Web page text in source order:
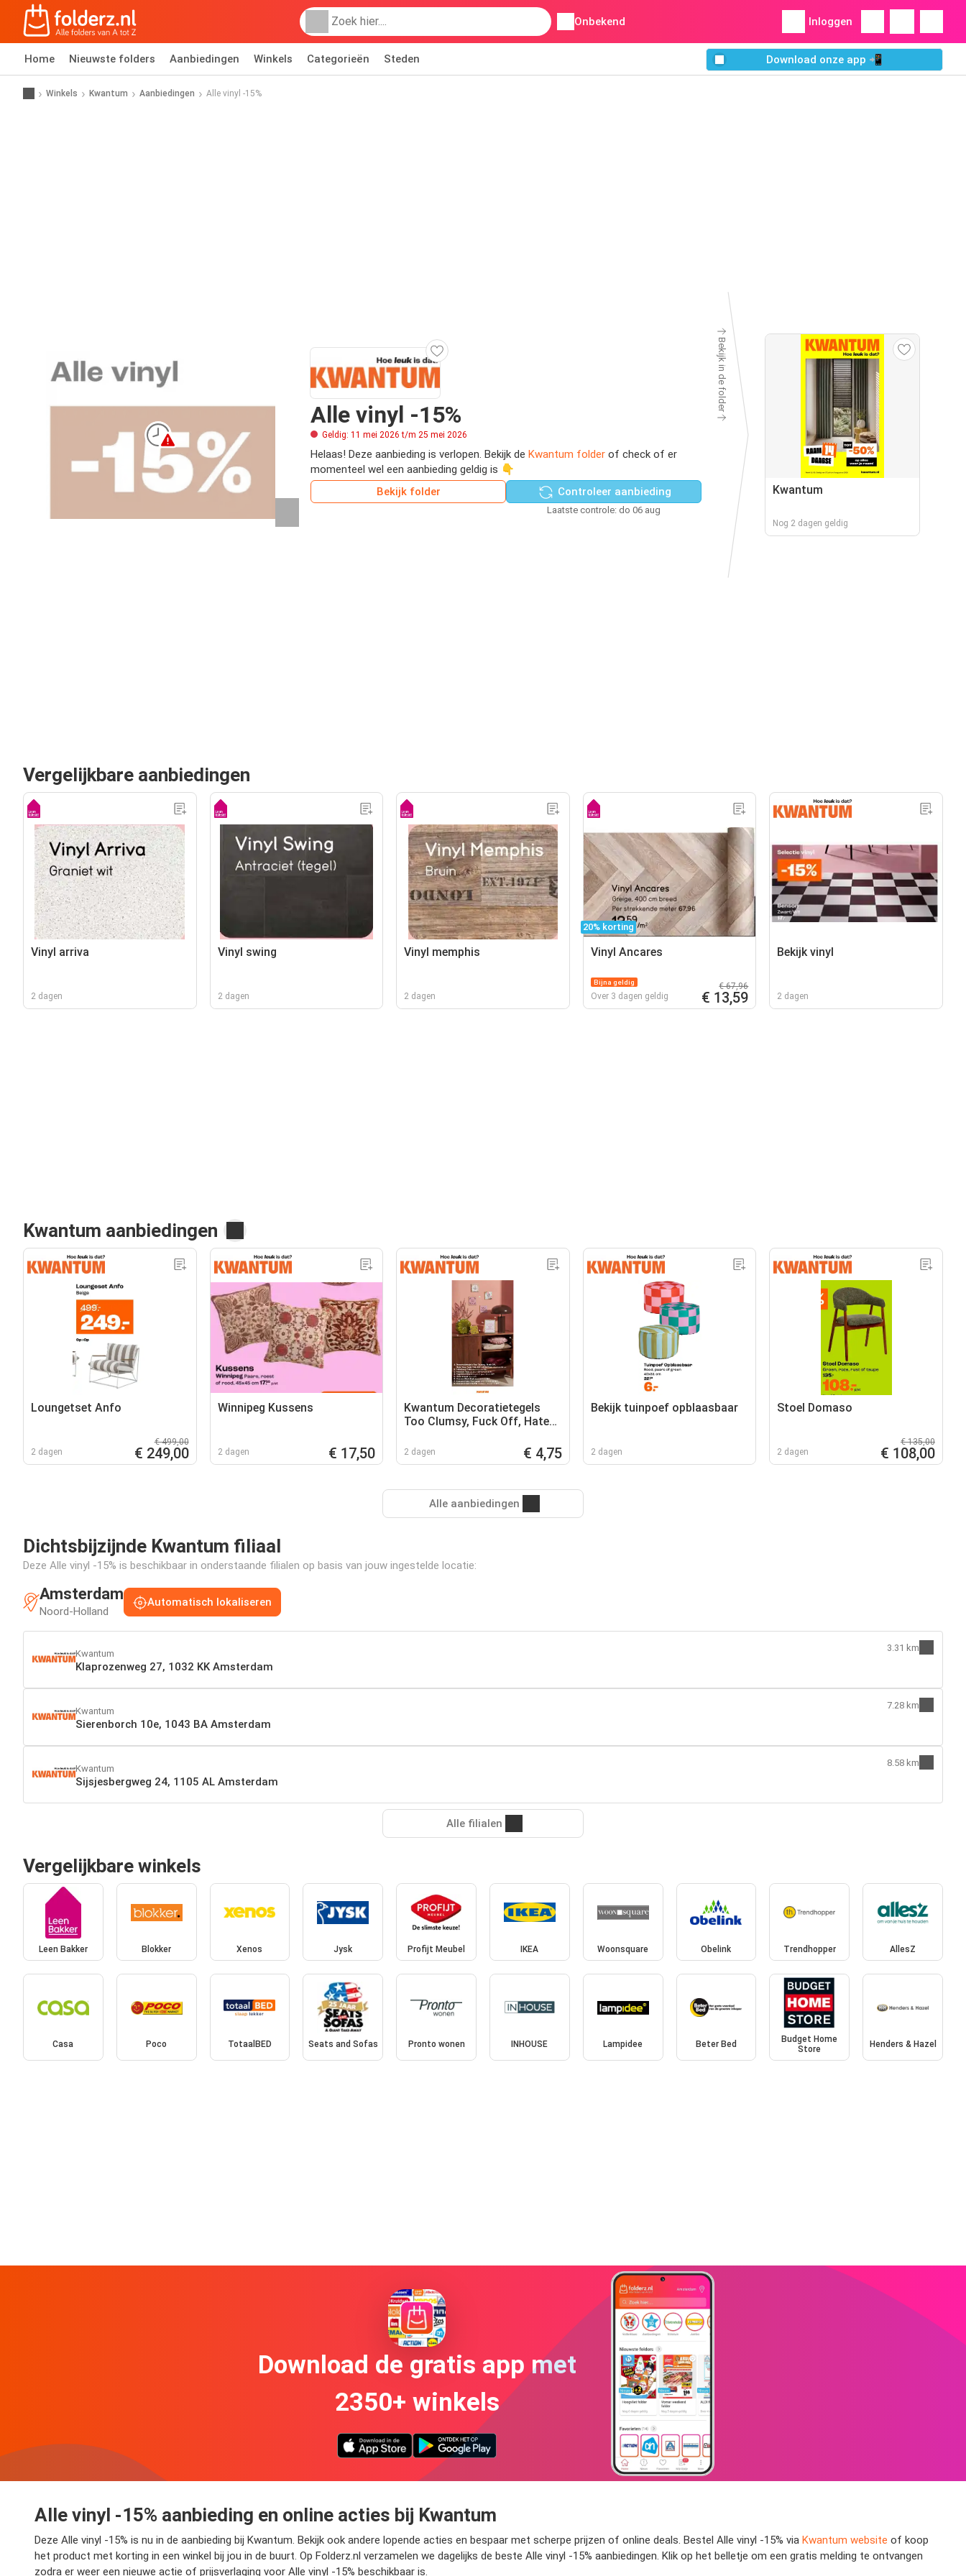
Onbekend Inloggen
Home Nieuwste folders Aanbiedingen Winkels Categorieën Steden Download onze app 📲
Winkels Kwantum Aanbiedingen Alle vinyl -15%
Alle vinyl -15%
Geldig: 11 mei 2026 t/m 25 mei 2026
Helaas! Deze aanbieding is verlopen. Bekijk de Kwantum folder of check of er
momenteel wel een aanbieding geldig is 👇
Bekijk folder
Controleer aanbieding
Laatste controle: do 06 aug
Bekijk in de folder
Kwantum
Nog 2 dagen geldig
Vergelijkbare aanbiedingen
Vinyl arriva
2 dagen
Vinyl swing
2 dagen
Vinyl memphis
2 dagen
20% korting
Vinyl Ancares
Bijna geldig
Over 3 dagen geldig
€ 67,96
€ 13,59
Bekijk vinyl
2 dagen
Kwantum aanbiedingen
Loungetset Anfo
2 dagen
€ 499,00
€ 249,00
Winnipeg Kussens
2 dagen € 17,50
Kwantum Decoratietegels
Too Clumsy, Fuck Off, Hate
Nice
2 dagen € 4,75
Bekijk tuinpoef opblaasbaar
2 dagen
Stoel Domaso
2 dagen
€ 135,00
€ 108,00
Alle aanbiedingen
Dichtsbijzijnde Kwantum filiaal
Deze Alle vinyl -15% is beschikbaar in onderstaande filialen op basis van jouw ingestelde locatie:
Amsterdam
Noord-Holland
Automatisch lokaliseren
Kwantum
Klaprozenweg 27, 1032 KK Amsterdam
3.31 km
Kwantum
Sierenborch 10e, 1043 BA Amsterdam
7.28 km
Kwantum
Sijsjesbergweg 24, 1105 AL Amsterdam
8.58 km
Alle filialen
Vergelijkbare winkels
Leen Bakker Blokker Xenos Jysk Profijt Meubel IKEA Woonsquare Obelink Trendhopper AllesZ
Casa Poco TotaalBED Seats and Sofas Pronto wonen INHOUSE Lampidee Beter Bed
Budget Home
Store
Henders & Hazel
Download de gratis app met
2350+ winkels
Alle vinyl -15% aanbieding en online acties bij Kwantum
Deze Alle vinyl -15% is nu in de aanbieding bij Kwantum. Bekijk ook andere lopende acties en bespaar met scherpe prijzen of online deals. Bestel Alle vinyl -15% via Kwantum website of koop
het product met korting in een winkel bij jou in de buurt. Op Folderz.nl verzamelen we dagelijks de beste Alle vinyl -15% aanbiedingen. Klik op het belletje om een gratis melding te ontvangen
zodra er weer een nieuwe actie of prijsverlaging voor Alle vinyl -15% beschikbaar is.